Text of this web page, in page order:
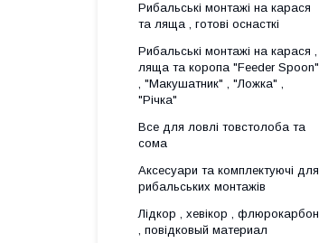
Рибальські монтажі на карася
та ляща , готові оснасткі
Рибальські монтажі на карася ,
ляща та коропа "Feeder Spoon"
, "Макушатник" , "Ложка" ,
"Річка"
Все для ловлi товстолоба та
сома
Аксесуари та комплектуючі для
рибальських монтажів
Лідкор , хевікор , флюрокарбон
, повідковый материал